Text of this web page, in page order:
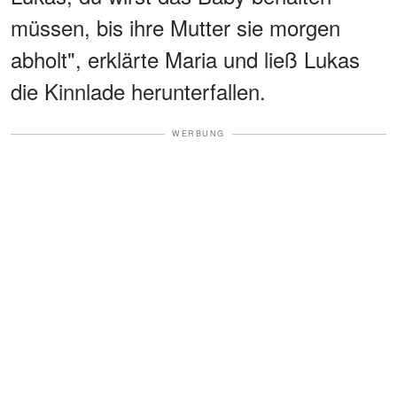
müssen, bis ihre Mutter sie morgen
abholt", erklärte Maria und ließ Lukas
die Kinnlade herunterfallen.
WERBUNG